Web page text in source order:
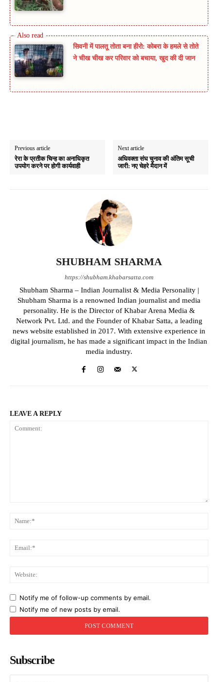
सिवनी में पालतू तोता बना हीरो: कोबरा के हमले से तोते
ने चीख चीख कर परिवार को बचाया, खुद की दी जान
Previous article
रेरा के प्रतीक चिन्ह का अनाधिकृत
उपयोग करने पर होगी कार्यवाही
Next article
अधिवक्ता संघ चुनाव की अंतिम सूची
जारी: नए चेहरे मैदान में
SHUBHAM SHARMA
https://shubham.khabarsatta.com
Shubham Sharma – Indian Journalist & Media Personality |
Shubham Sharma is a renowned Indian journalist and media
personality. He is the Director of Khabar Arena Media &
Network Pvt. Ltd. and the Founder of Khabar Satta, a leading
news website established in 2017. With extensive experience in
digital journalism, he has made a significant impact in the Indian
media industry.
LEAVE A REPLY
Notify me of follow-up comments by email.
Notify me of new posts by email.
Subscribe